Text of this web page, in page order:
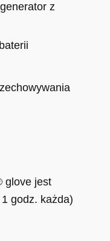
z
glove jest
godz. każda)